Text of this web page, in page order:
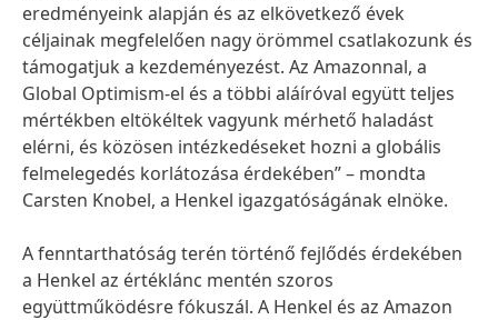
eredményeink alapján és az elkövetkező évek
céljainak megfelelően nagy örömmel csatlakozunk és
támogatjuk a kezdeményezést. Az Amazonnal, a
Global Optimism-el és a többi aláíróval együtt teljes
mértékben eltökéltek vagyunk mérhető haladást
elérni, és közösen intézkedéseket hozni a globális
felmelegedés korlátozása érdekében” – mondta
Carsten Knobel, a Henkel igazgatóságának elnöke.
A fenntarthatóság terén történő fejlődés érdekében
a Henkel az értéklánc mentén szoros
együttműködésre fókuszál. A Henkel és az Amazon